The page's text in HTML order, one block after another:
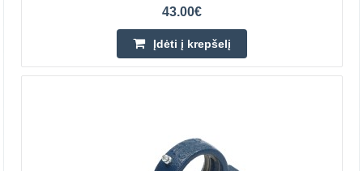
Įdėti į krepšelį
43.00€
Įdėti į krepšelį